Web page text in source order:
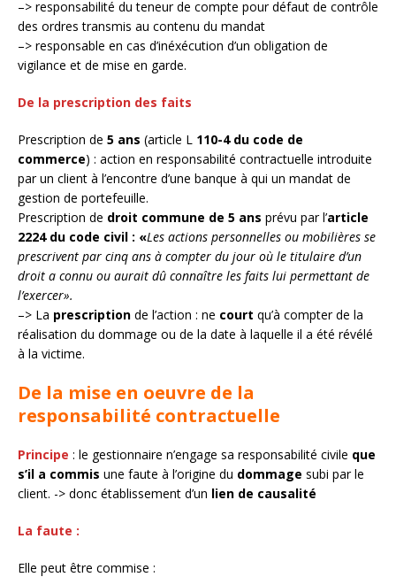
–> responsabilité du teneur de compte pour défaut de contrôle
des ordres transmis au contenu du mandat
–> responsable en cas d’inéxécution d’un obligation de
vigilance et de mise en garde.
De la prescription des faits
Prescription de 5 ans (article L 110-4 du code de
commerce) : action en responsabilité contractuelle introduite
par un client à l’encontre d’une banque à qui un mandat de
gestion de portefeuille.
Prescription de droit commune de 5 ans prévu par l’article
2224 du code civil : «Les actions personnelles ou mobilières se
prescrivent par cinq ans à compter du jour où le titulaire d’un
droit a connu ou aurait dû connaître les faits lui permettant de
l’exercer».
–> La prescription de l’action : ne court qu’à compter de la
réalisation du dommage ou de la date à laquelle il a été révélé
à la victime.
De la mise en oeuvre de la
responsabilité contractuelle
Principe : le gestionnaire n’engage sa responsabilité civile que
s’il a commis une faute à l’origine du dommage subi par le
client. -> donc établissement d’un lien de causalité
La faute :
Elle peut être commise :